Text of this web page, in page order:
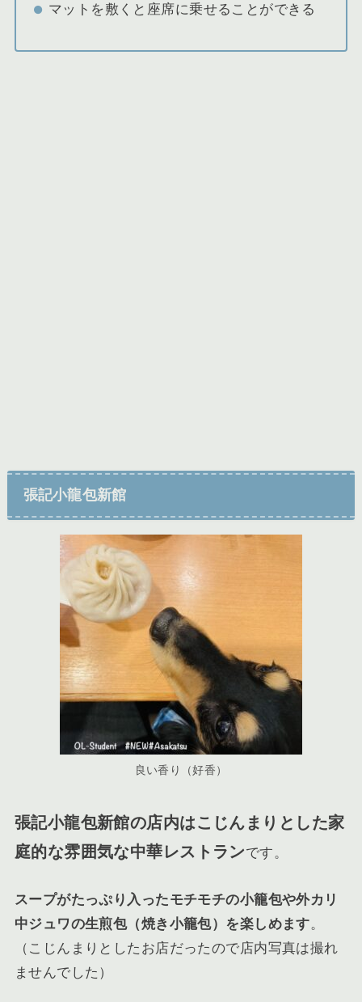
マットを敷くと座席に乗せることができる
張記小龍包新館
良い香り（好香）
張記小龍包新館の店内はこじんまりとした家
庭的な雰囲気な中華レストランです。
スープがたっぷり入ったモチモチの小籠包や外カリ
中ジュワの生煎包（焼き小籠包）を楽しめます。
（こじんまりとしたお店だったので店内写真は撮れ
ませんでした）